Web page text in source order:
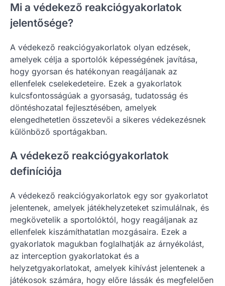
Mi a védekező reakciógyakorlatok
jelentősége?
A védekező reakciógyakorlatok olyan edzések,
amelyek célja a sportolók képességének javítása,
hogy gyorsan és hatékonyan reagáljanak az
ellenfelek cselekedeteire. Ezek a gyakorlatok
kulcsfontosságúak a gyorsaság, tudatosság és
döntéshozatal fejlesztésében, amelyek
elengedhetetlen összetevői a sikeres védekezésnek
különböző sportágakban.
A védekező reakciógyakorlatok
definíciója
A védekező reakciógyakorlatok egy sor gyakorlatot
jelentenek, amelyek játékhelyzeteket szimulálnak, és
megkövetelik a sportolóktól, hogy reagáljanak az
ellenfelek kiszámíthatatlan mozgásaira. Ezek a
gyakorlatok magukban foglalhatják az árnyékolást,
az interception gyakorlatokat és a
helyzetgyakorlatokat, amelyek kihívást jelentenek a
játékosok számára, hogy előre lássák és megfelelően